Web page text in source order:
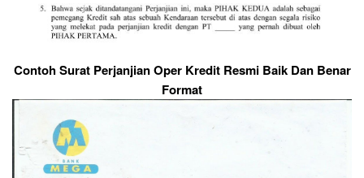
Contoh Surat Perjanjian Oper Kredit Resmi Baik Dan Benar
Format